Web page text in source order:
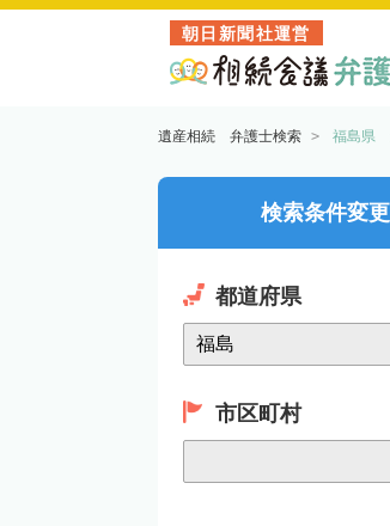
朝日新聞社運営
遺産相続 弁護士検索 福島県
検索条件変更
都道府県
市区町村